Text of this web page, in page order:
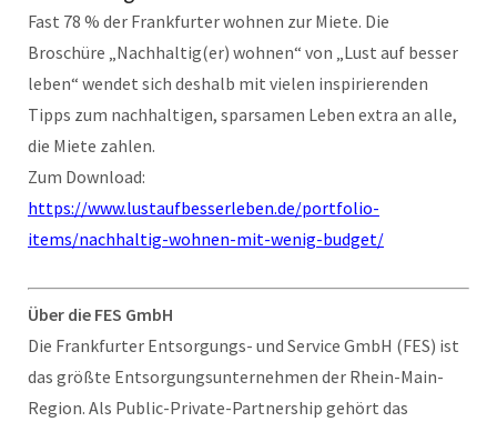
Fast 78 % der Frankfurter wohnen zur Miete. Die
Broschüre „Nachhaltig(er) wohnen“ von „Lust auf besser
leben“ wendet sich deshalb mit vielen inspirierenden
Tipps zum nachhaltigen, sparsamen Leben extra an alle,
die Miete zahlen.
Zum Download:
https://www.lustaufbesserleben.de/portfolio-
items/nachhaltig-wohnen-mit-wenig-budget/
Über die FES GmbH
Die Frankfurter Entsorgungs- und Service GmbH (FES) ist
das größte Entsorgungsunternehmen der Rhein-Main-
Region. Als Public-Private-Partnership gehört das